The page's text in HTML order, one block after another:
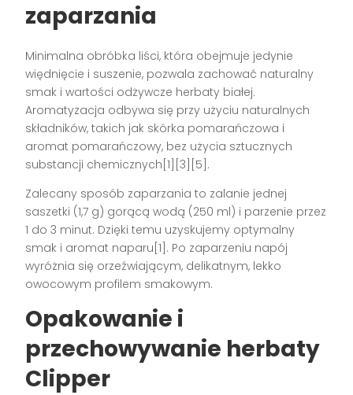
zaparzania
Minimalna obróbka liści, która obejmuje jedynie
więdnięcie i suszenie, pozwala zachować naturalny
smak i wartości odżywcze herbaty białej.
Aromatyzacja odbywa się przy użyciu naturalnych
składników, takich jak skórka pomarańczowa i
aromat pomarańczowy, bez użycia sztucznych
substancji chemicznych[1][3][5].
Zalecany sposób zaparzania to zalanie jednej
saszetki (1,7 g) gorącą wodą (250 ml) i parzenie przez
1 do 3 minut. Dzięki temu uzyskujemy optymalny
smak i aromat naparu[1]. Po zaparzeniu napój
wyróżnia się orzeźwiającym, delikatnym, lekko
owocowym profilem smakowym.
Opakowanie i
przechowywanie herbaty
Clipper